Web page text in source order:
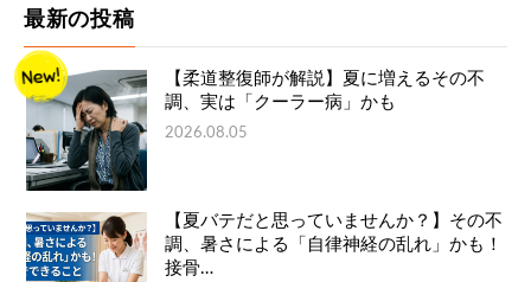
最新の投稿
【柔道整復師が解説】夏に増えるその不
調、実は「クーラー病」かも
2026.08.05
【夏バテだと思っていませんか？】その不
調、暑さによる「自律神経の乱れ」かも！
接骨…